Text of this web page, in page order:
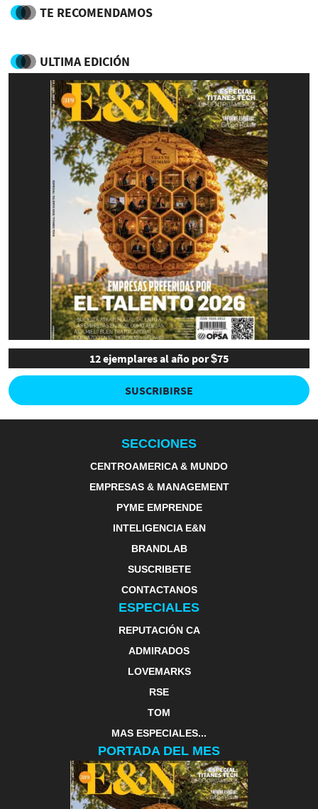
TE RECOMENDAMOS
ULTIMA EDICIÓN
12 ejemplares al año por $75
SUSCRIBIRSE
SECCIONES
CENTROAMERICA & MUNDO
EMPRESAS & MANAGEMENT
PYME EMPRENDE
INTELIGENCIA E&N
BRANDLAB
SUSCRIBETE
CONTACTANOS
ESPECIALES
REPUTACIÓN CA
ADMIRADOS
LOVEMARKS
RSE
TOM
MAS ESPECIALES...
PORTADA DEL MES